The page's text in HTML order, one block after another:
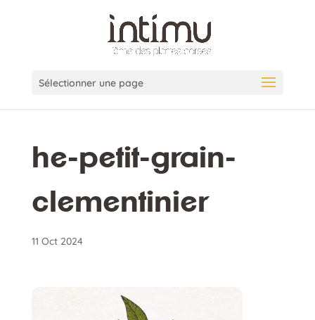
Sélectionner une page
he-petit-grain-
clementinier
11 Oct 2024